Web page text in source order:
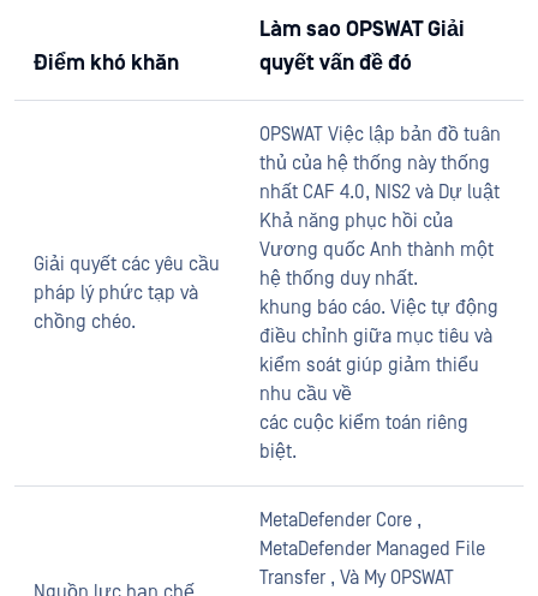
Điểm khó khăn
Làm sao OPSWAT Giải
quyết vấn đề đó
Giải quyết các yêu cầu
pháp lý phức tạp và
chồng chéo.
OPSWAT Việc lập bản đồ tuân
thủ của hệ thống này thống
nhất CAF 4.0, NIS2 và Dự luật
Khả năng phục hồi của
Vương quốc Anh thành một
hệ thống duy nhất.
khung báo cáo. Việc tự động
điều chỉnh giữa mục tiêu và
kiểm soát giúp giảm thiểu
nhu cầu về
các cuộc kiểm toán riêng
biệt.
MetaDefender Core ,
MetaDefender Managed File
Transfer , Và My OPSWAT